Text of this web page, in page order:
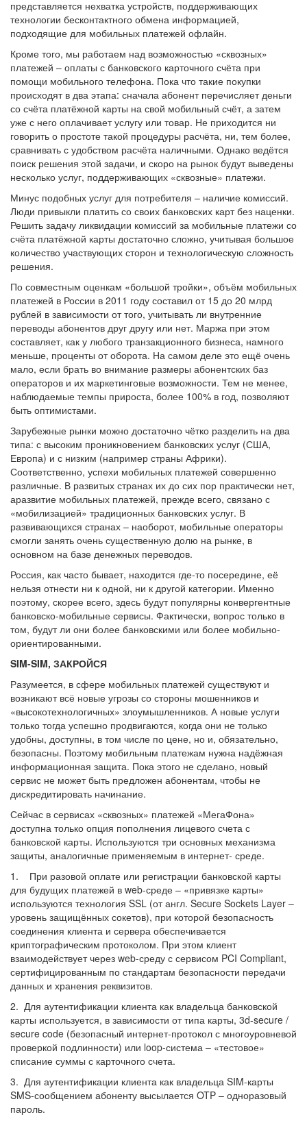
представляется нехватка устройств, поддерживающих
технологии бесконтактного обмена информацией,
подходящие для мобильных платежей офлайн.
Кроме того, мы работаем над возможностью «сквозных»
платежей – оплаты с банковского карточного счёта при
помощи мобильного телефона. Пока что такие покупки
происходят в два этапа: сначала абонент перечисляет деньги
со счёта платёжной карты на свой мобильный счёт, а затем
уже с него оплачивает услугу или товар. Не приходится ни
говорить о простоте такой процедуры расчёта, ни, тем более,
сравнивать с удобством расчёта наличными. Однако ведётся
поиск решения этой задачи, и скоро на рынок будут выведены
несколько услуг, поддерживающих «сквозные» платежи.
Минус подобных услуг для потребителя – наличие комиссий.
Люди привыкли платить со своих банковских карт без наценки.
Решить задачу ликвидации комиссий за мобильные платежи со
счёта платёжной карты достаточно сложно, учитывая большое
количество участвующих сторон и технологическую сложность
решения.
По совместным оценкам «большой тройки», объём мобильных
платежей в России в 2011 году составил от 15 до 20 млрд
рублей в зависимости от того, учитывать ли внутренние
переводы абонентов друг другу или нет. Маржа при этом
составляет, как у любого транзакционного бизнеса, намного
меньше, проценты от оборота. На самом деле это ещё очень
мало, если брать во внимание размеры абонентских баз
операторов и их маркетинговые возможности. Тем не менее,
наблюдаемые темпы прироста, более 100% в год, позволяют
быть оптимистами.
Зарубежные рынки можно достаточно чётко разделить на два
типа: с высоким проникновением банковских услуг (США,
Европа) и с низким (например страны Африки).
Соответственно, успехи мобильных платежей совершенно
различные. В развитых странах их до сих пор практически нет,
аразвитие мобильных платежей, прежде всего, связано с
«мобилизацией» традиционных банковских услуг. В
развивающихся странах – наоборот, мобильные операторы
смогли занять очень существенную долю на рынке, в
основном на базе денежных переводов.
Россия, как часто бывает, находится где-то посередине, её
нельзя отнести ни к одной, ни к другой категории. Именно
поэтому, скорее всего, здесь будут популярны конвергентные
банковско-мобильные сервисы. Фактически, вопрос только в
том, будут ли они более банковскими или более мобильно-
ориентированными.
SIM-SIM, ЗАКРОЙСЯ
Разумеется, в сфере мобильных платежей существуют и
возникают всё новые угрозы со стороны мошенников и
«высокотехнологичных» злоумышленников. А новые услуги
только тогда успешно продвигаются, когда они не только
удобны, доступны, в том числе по цене, но и, обязательно,
безопасны. Поэтому мобильным платежам нужна надёжная
информационная защита. Пока этого не сделано, новый
сервис не может быть предложен абонентам, чтобы не
дискредитировать начинание.
Сейчас в сервисах «сквозных» платежей «МегаФона»
доступна только опция пополнения лицевого счета с
банковской карты. Используются три основных механизма
защиты, аналогичные применяемым в интернет- среде.
1. При разовой оплате или регистрации банковской карты
для будущих платежей в web-среде – «привязке карты»
используются технология SSL (от англ. Secure Sockets Layer –
уровень защищённых сокетов), при которой безопасность
соединения клиента и сервера обеспечивается
криптографическим протоколом. При этом клиент
взаимодействует через web-среду с сервисом PCI Compliant,
сертифицированным по стандартам безопасности передачи
данных и хранения реквизитов.
2. Для аутентификации клиента как владельца банковской
карты используется, в зависимости от типа карты, 3d-secure /
secure code (безопасный интернет-протокол с многоуровневой
проверкой подлинности) или loop-система – «тестовое»
списание суммы с карточного счета.
3. Для аутентификации клиента как владельца SIM-карты
SMS-сообщением абоненту высылается OTP – одноразовый
пароль.